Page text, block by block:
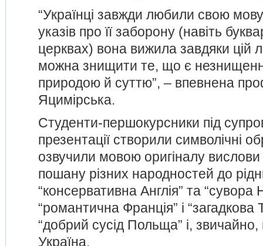
“Українці завжди любили свою
указів про її заборону (навіть
церквах) вона вижила завдяки цій
можна знищити те, що є
природою й суттю”, – впевнена
Яцимірська.
Студенти-першокурсники під
презентації створили символічні
озвучили мовою оригіналу вислови
пошану різних народностей до
“консервативна Англія” та “сувора
“романтична Франція” і “загадкова
“добрий сусід Польща” і,
Україна.